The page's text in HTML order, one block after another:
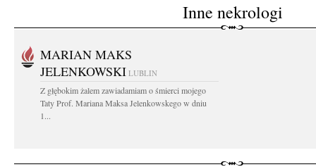
Inne nekrologi
MARIAN MAKS
JELENKOWSKI LUBLIN
Z głębokim żalem zawiadamiam o śmierci mojego
Taty Prof. Mariana Maksa Jelenkowskego w dniu
1...